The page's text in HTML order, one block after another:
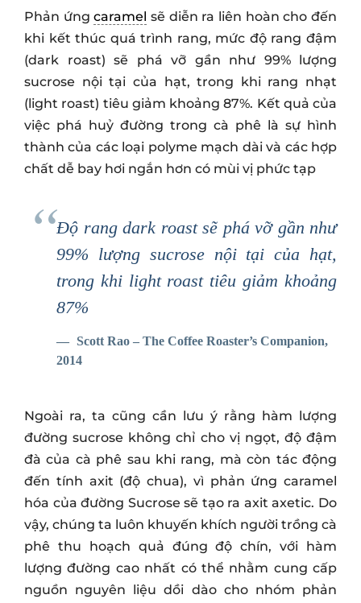
Phản ứngcaramel sẽ diễn ra liên hoàn cho đến
khi kết thúc quá trình rang, mức độ rang đậm
(dark roast) sẽ phá vỡ gần như 99% lượng
sucrose nội tại của hạt, trong khi rang nhạt
(light roast) tiêu giảm khoảng 87%. Kết quả của
việc phá huỷ đường trong cà phê là sự hình
thành của các loại polyme mạch dài và các hợp
chất dễ bay hơi ngắn hơn có mùi vị phức tạp
Độ rang dark roast sẽ phá vỡ gần như
99% lượng sucrose nội tại của hạt,
trong khi light roast tiêu giảm khoảng
87%
Scott Rao – The Coffee Roaster’s Companion,
2014
Ngoài ra, ta cũng cần lưu ý rằng hàm lượng
đường sucrose không chỉ cho vị ngọt, độ đậm
đà của cà phê sau khi rang, mà còn tác động
đến tính axit (độ chua), vì phản ứng caramel
hóa của đường Sucrose sẽ tạo ra axit axetic. Do
vậy, chúng ta luôn khuyến khích người trồng cà
phê thu hoạch quả đúng độ chín, với hàm
lượng đường cao nhất có thể nhằm cung cấp
nguồn nguyên liệu dồi dào cho nhóm phản